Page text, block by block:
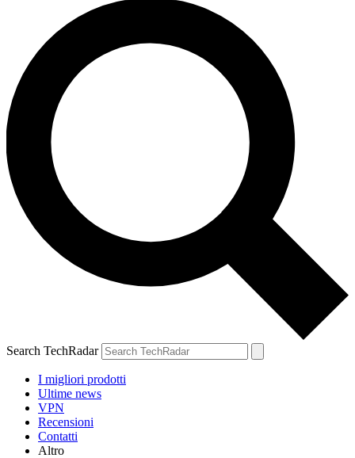
Search TechRadar
I migliori prodotti
Ultime news
VPN
Recensioni
Contatti
Altro